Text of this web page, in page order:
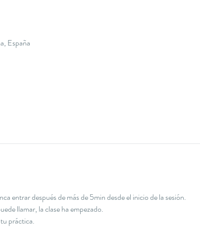
España
entrar después de más de 5min desde el inicio de la sesión.
llamar, la clase ha empezado.
práctica.